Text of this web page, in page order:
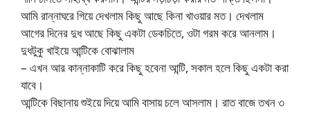
আমি রান্নাঘরে গিয়ে দেখলাম কিছু আছে কিনা খাওয়ার মত। দেখলাম
আগের দিনের দুধ আছে কিছু একটা ডেকচিতে, ওটা গরম করে আনলাম।
দুধটুকু খাইয়ে আন্টিকে বোঝালাম
– এখন আর কান্নাকাটি করে কিছু হবেনা আন্টি, সকাল হলে কিছু একটা করা
যাবে।
আন্টিকে বিছানায় শুইয়ে দিয়ে আমি বাসায় চলে আসলাম। রাত বাজে তখন ৩